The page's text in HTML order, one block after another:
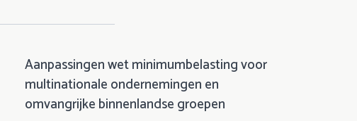
Aanpassingen wet minimumbelasting voor
multinationale ondernemingen en
omvangrijke binnenlandse groepen